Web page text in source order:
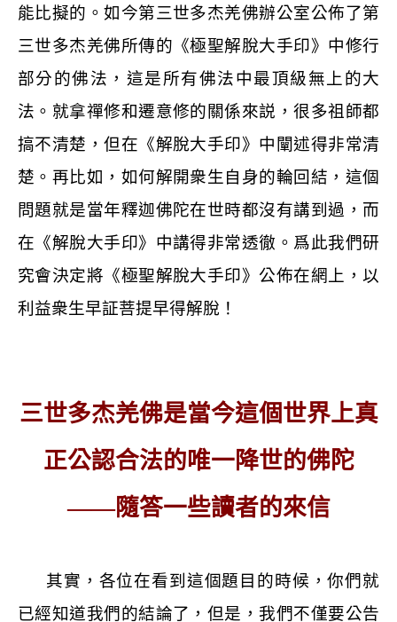
能比擬的。如今第三世多杰羌佛辦公室公佈了第
三世多杰羌佛所傳的《極聖解脫大手印》中修行
部分的佛法，這是所有佛法中最頂級無上的大
法。就拿禪修和遷意修的關係來説，很多祖師都
搞不清楚，但在《解脫大手印》中闡述得非常清
楚。再比如，如何解開衆生自身的輪回結，這個
問題就是當年釋迦佛陀在世時都沒有講到過，而
在《解脫大手印》中講得非常透徹。爲此我們研
究會決定將《極聖解脫大手印》公佈在網上，以
利益衆生早証菩提早得解脫！
三世多杰羌佛是當今這個世界上真
正公認合法的唯一降世的佛陀
——隨答一些讀者的來信
其實，各位在看到這個題目的時候，你們就
已經知道我們的結論了，但是，我們不僅要公告